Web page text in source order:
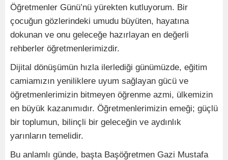
Öğretmenler Günü’nü yürekten kutluyorum. Bir
çocuğun gözlerindeki umudu büyüten, hayatına
dokunan ve onu geleceğe hazırlayan en değerli
rehberler öğretmenlerimizdir.
Dijital dönüşümün hızla ilerlediği günümüzde, eğitim
camiamızın yeniliklere uyum sağlayan gücü ve
öğretmenlerimizin bitmeyen öğrenme azmi, ülkemizin
en büyük kazanımıdır. Öğretmenlerimizin emeği; güçlü
bir toplumun, bilinçli bir geleceğin ve aydınlık
yarınların temelidir.
Bu anlamlı günde, başta Başöğretmen Gazi Mustafa